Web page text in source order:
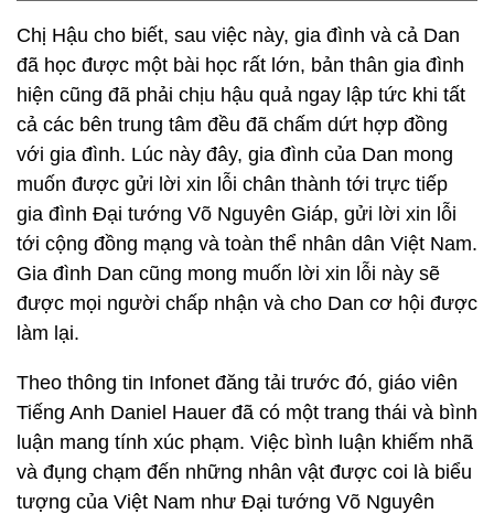
Chị Hậu cho biết, sau việc này, gia đình và cả Dan
đã học được một bài học rất lớn, bản thân gia đình
hiện cũng đã phải chịu hậu quả ngay lập tức khi tất
cả các bên trung tâm đều đã chấm dứt hợp đồng
với gia đình. Lúc này đây, gia đình của Dan mong
muốn được gửi lời xin lỗi chân thành tới trực tiếp
gia đình Đại tướng Võ Nguyên Giáp, gửi lời xin lỗi
tới cộng đồng mạng và toàn thể nhân dân Việt Nam.
Gia đình Dan cũng mong muốn lời xin lỗi này sẽ
được mọi người chấp nhận và cho Dan cơ hội được
làm lại.
Theo thông tin Infonet đăng tải trước đó, giáo viên
Tiếng Anh Daniel Hauer đã có một trang thái và bình
luận mang tính xúc phạm. Việc bình luận khiếm nhã
và đụng chạm đến những nhân vật được coi là biểu
tượng của Việt Nam như Đại tướng Võ Nguyên